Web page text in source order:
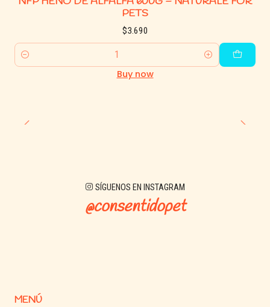
PETS
$3.690
Quantity
Buy now
SÍGUENOS EN INSTAGRAM
@consentidopet
MENÚ